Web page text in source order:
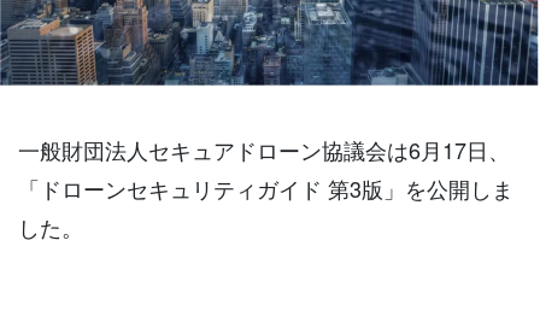
一般財団法人セキュアドローン協議会は6月17日、
「ドローンセキュリティガイド 第3版」を公開しま
した。